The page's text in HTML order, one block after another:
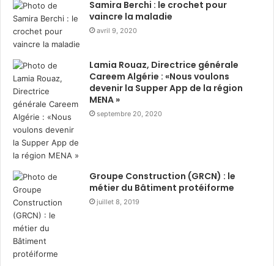
autonomiser les jeunes
algériens à travers ses
programmes éducatifs
Cette participation s’inscrit dans le cadre des efforts
de Huawei Algérie pour soutenir et autonomiser les
jeunes algériens à travers ses programmes éducatifs,
notamment l’Académie Huawei des TIC
bénéficié des
à travers le pay
Ces distinctions traduisent l’excellence, l’innovation et
la capacité des étudiants algériens à briller dans les
compétitions internationales, à un moment où
compétences numériques deviennent cruciales pour
Samira Berchi : le crochet pour
vaincre la maladie
avril 9, 2020
Lamia Rouaz, Directrice générale
Careem Algérie : «Nous voulons
devenir la Supper App de la région
MENA »
septembre 20, 2020
Groupe Construction (GRCN) : le
métier du Bâtiment protéiforme
juillet 8, 2019